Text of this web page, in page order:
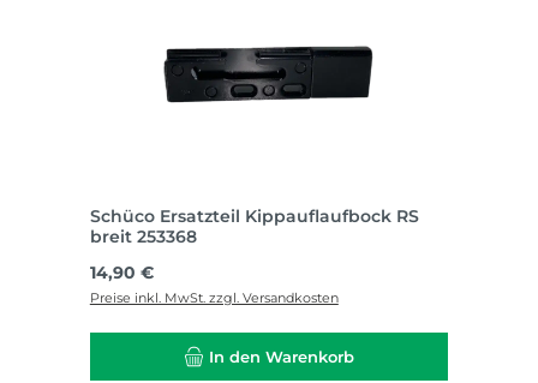
Schüco Ersatzteil Kippauflaufbock RS
breit 253368
Regulärer Preis:
14,90 €
Preise inkl. MwSt. zzgl. Versandkosten
In den Warenkorb